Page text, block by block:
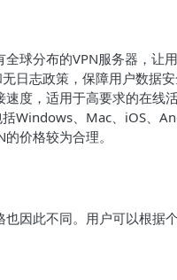
全球分布的VPN服务器，让
日志政策，保障用户数据安
度，适用于高要求的在线活
Windows、Mac、iOS、
价格较为合理。
因此不同。用户可以根据